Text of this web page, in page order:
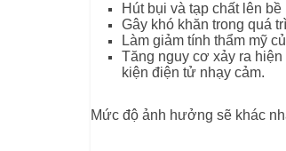
Hút bụi và tạp chất lên bề
Gây khó khăn trong quá
Làm giảm tính thẩm mỹ
Tăng nguy cơ xảy ra
kiện điện tử nhạy cảm.
Mức độ ảnh hưởng sẽ khác